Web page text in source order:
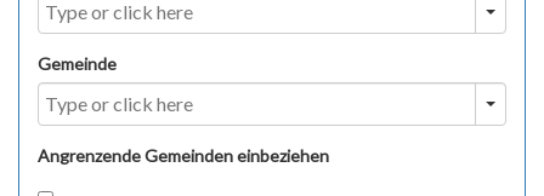
Gemeinde
Angrenzende Gemeinden einbeziehen